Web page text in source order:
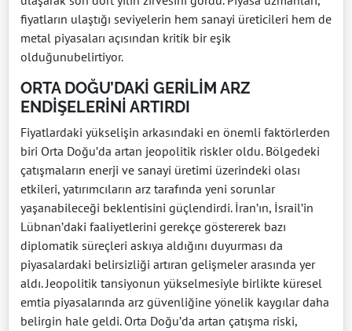
fiyatların ulaştığı seviyelerin hem sanayi üreticileri hem de
metal piyasaları açısından kritik bir eşik
olduğunubelirtiyor.
ORTA DOĞU’DAKİ GERİLİM ARZ
ENDİŞELERİNİ ARTIRDI
Fiyatlardaki yükselişin arkasındaki en önemli faktörlerden
biri Orta Doğu’da artan jeopolitik riskler oldu. Bölgedeki
çatışmaların enerji ve sanayi üretimi üzerindeki olası
etkileri, yatırımcıların arz tarafında yeni sorunlar
yaşanabileceği beklentisini güçlendirdi. İran’ın, İsrail’in
Lübnan’daki faaliyetlerini gerekçe göstererek bazı
diplomatik süreçleri askıya aldığını duyurması da
piyasalardaki belirsizliği artıran gelişmeler arasında yer
aldı. Jeopolitik tansiyonun yükselmesiyle birlikte küresel
emtia piyasalarında arz güvenliğine yönelik kaygılar daha
belirgin hale geldi. Orta Doğu’da artan çatışma riski,